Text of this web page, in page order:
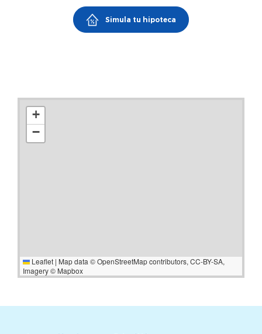
Simula tu hipoteca
+
−
Leaflet | Map data ©OpenStreetMapcontributors, CC-BY-SA,
Imagery © Mapbox